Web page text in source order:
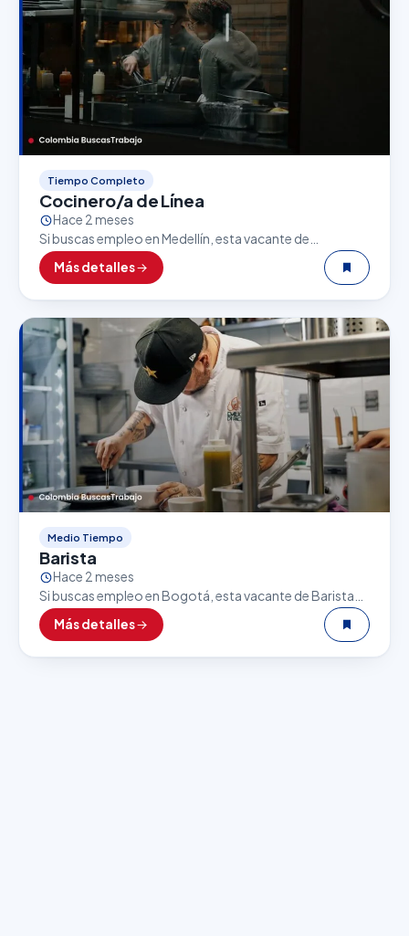
Tiempo Completo
Cocinero/a de Línea
Hace 2 meses
Si buscas empleo en Medellín, esta vacante de
Cocinero/a de Línea puede ser una excelente
oportunidad. El sector gastronómico es uno de los
que…
Más detalles
Medio Tiempo
Barista
Hace 2 meses
Si buscas empleo en Bogotá, esta vacante de Barista
puede ser una excelente oportunidad. El sector
gastronómico es uno de los que más empleo…
Más detalles